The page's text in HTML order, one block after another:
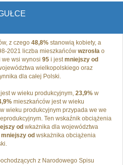
z czego 48,8% stanowią kobiety, a
2021 liczba mieszkańców wzrosła o
we wsi wynosi 95 i jestmniejszy od
wielkopolskiego oraz
dla całej Polski.
w wieku produkcyjnym, 23,9% w
mieszkańców jest w wieku
wieku produkcyjnym przypada we we
Ten wskaźnik obciążenia
od wkażnika dla województwa
od wskażnika obciążenia
z Narodowego Spisu